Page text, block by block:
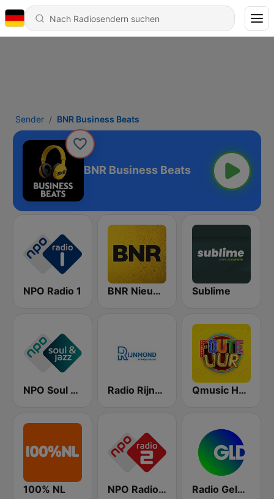
Sender BNR Business Beats
BNR Business Beats
NPO Radio 1 BNR Nieuwsradio Sublime
NPO Soul & Jazz Radio Rijnmond FM 93.4 Qmusic Het Foute Uur
100% NL NPO Radio 2 Radio Gelderland